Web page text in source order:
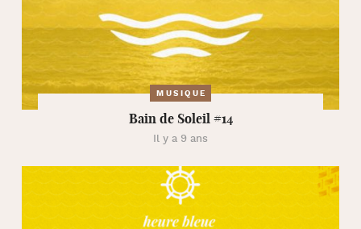
MUSIQUE
Bain de Soleil #14
Il y a 9 ans